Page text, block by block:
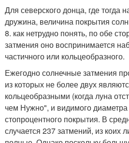
Для северского донца, где тогда
дружина, величина покрытия
8. как нетрудно понять, по обе
затмения оно воспринимается
частичного или кольцеобразного.
Ежегодно солнечные затмения
из которых не более двух
кольцеобразными (когда луна
чем Нужно", и видимого диаметра
стопроцентного покрытия. В
случается 237 затмений, из коих